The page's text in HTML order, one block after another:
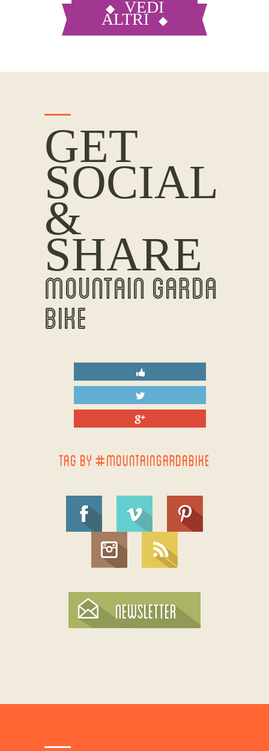
VEDI
ALTRI
GET
SOCIAL
&
SHARE
MOUNTAIN GARDA
BIKE
TAG BY #MOUNTAINGARDABIKE